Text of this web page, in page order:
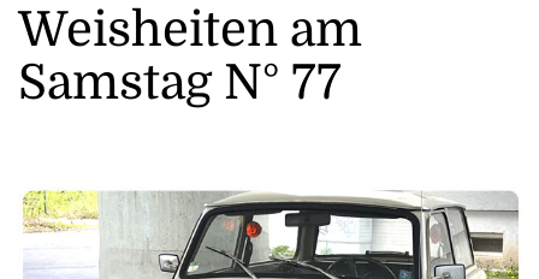
Weisheiten am
Samstag N° 77